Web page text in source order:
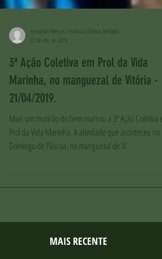
Leonardo Merçon / Instituto Últimos Refúgios
22 de abr. de 2019
3ª Ação Coletiva em Prol da Vida
Marinha, no manguezal de Vitória -
21/04/2019.
Mais um mutirão do bem marcou a 3ª Ação Coletiva